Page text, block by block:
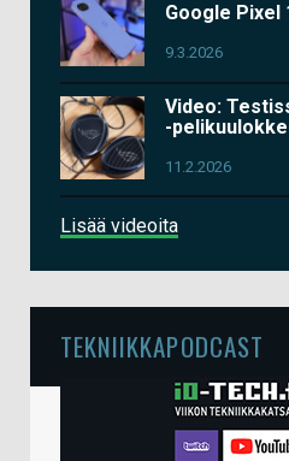
Google Pixel
9.3.2026
Video:
-
11.2.2026
Lisää videoita
TEKNIIKKAPODCAST